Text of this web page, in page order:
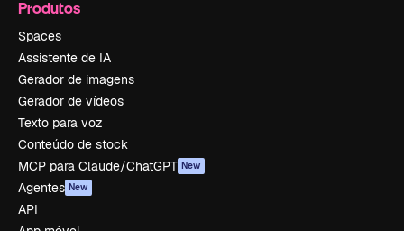
Produtos
Spaces
Assistente de IA
Gerador de imagens
Gerador de vídeos
Texto para voz
Conteúdo de stock
MCP para Claude/ChatGPT New
Agentes New
API